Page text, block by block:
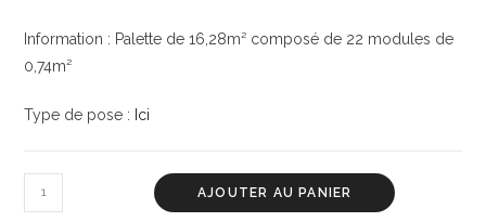
Information : Palette de 16,28m² composé de 22 modules de
0,74m²
Type de pose : Ici
AJOUTER AU PANIER